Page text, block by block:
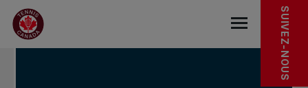
Sauter au menu principal
Sauter au contenu principal
Sauter au pied de page
DANS LES NOUVELLES SUIVEZ-NOUS